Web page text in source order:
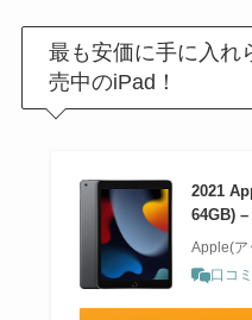
最も安価に手に入れ
売中のiPad！
2021
64GB)
Apple(ア
口コ